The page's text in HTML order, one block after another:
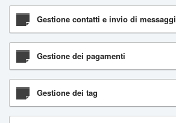
Gestione contatti e invio di messaggi
Gestione dei pagamenti
Gestione dei tag